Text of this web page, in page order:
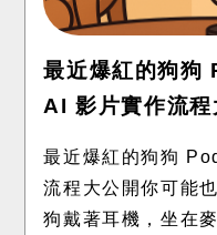
最近爆紅的狗狗
AI 影片實作流程
最近爆紅的狗狗
流程大公開你可能
狗戴著耳機，坐在